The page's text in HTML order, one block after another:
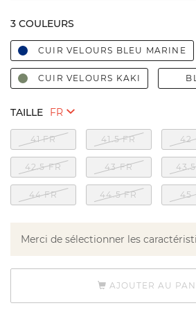
3 COULEURS
CUIR VELOURS BLEU MARINE
CUIR VELOURS KAKI
TAILLE
41 FR 41.5 FR 42
42.5 FR 43 FR
44 FR 44.5 FR 45
Merci de sélectionner les
AJOUTER AU